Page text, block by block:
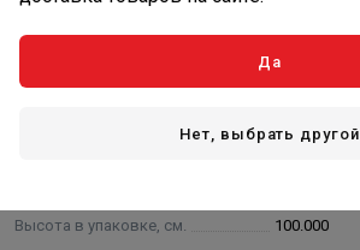
Толщина изоляции 50 мм
316,304
22.000
Высота в упаковке, см. 100.000
Да
Нет, выбрать другой